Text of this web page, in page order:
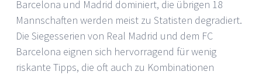
Barcelona und Madrid dominiert, die übrigen 18
Mannschaften werden meist zu Statisten degradiert.
Die Siegesserien von Real Madrid und dem FC
Barcelona eignen sich hervorragend für wenig
riskante Tipps, die oft auch zu Kombinationen